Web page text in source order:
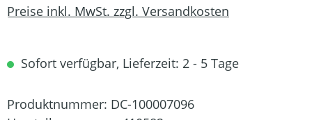
Preise inkl. MwSt. zzgl. Versandkosten
Sofort verfügbar, Lieferzeit: 2 - 5 Tage
Produktnummer: DC-100007096